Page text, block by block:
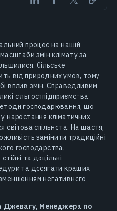
процес на нашій
змін клімату за
Сільське
від природних умов, тому
вплив змін. Справедливим
сільгосппідприємства
господарювання, що
наростання кліматичних
світова спільнота. На щастя,
замінити традиційні
господарства,
та доцільні
та досягати кращих
негативного
Джевагу, Менеджера по